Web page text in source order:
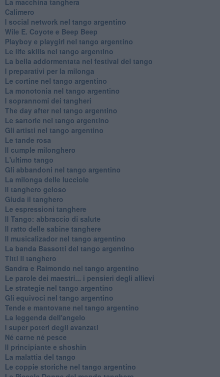
Calimero
​I social network nel tango argentino
Wile E. Coyote e Beep Beep
Playboy e playgirl nel tango argentino
Le life skills nel tango argentino
La bella addormentata nel festival del tango
I preparativi per la milonga
Le cortine nel tango argentino
La monotonia nel tango argentino
I soprannomi dei tangheri
The day after nel tango argentino
Le sartorie nel tango argentino
Gli artisti nel tango argentino
Le tande rosa
Il cumple milonghero
L'ultimo tango
Gli abbandoni nel tango argentino
La milonga delle lucciole
Il tanghero geloso
Giuda il tanghero
Le espressioni tanghere
Il Tango: abbraccio di salute
Il ratto delle sabine tanghere
Il musicalizador nel tango argentino
La banda Bassotti del tango argentino
Titti il tanghero
Sandra e Raimondo nel tango argentino
Le parole dei maestri... i pensieri degli allievi
Le strategie nel tango argentino
Gli equivoci nel tango argentino
Tende e mantovane nel tango argentino
La leggenda dell'angelo
I super poteri degli avanzati
​Né carne né pesce
Il principiante e shoshin
La malattia del tango
Le coppie storiche nel tango argentino